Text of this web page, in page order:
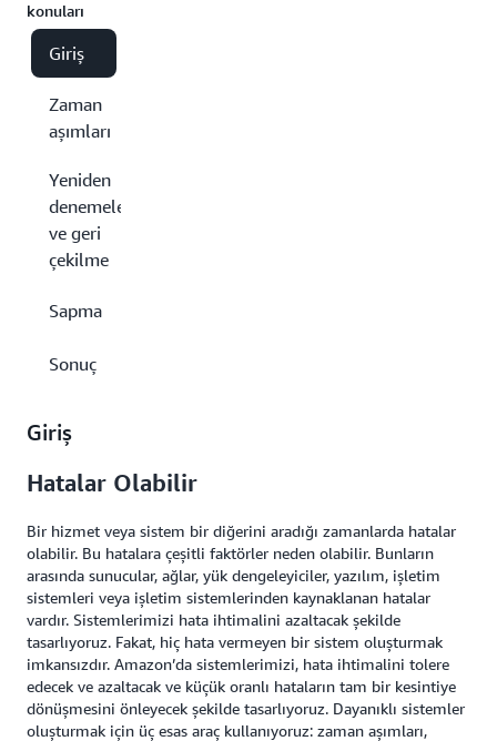
konuları
Giriş
Zaman
aşımları
Yeniden
denemeler
ve geri
çekilme
Sapma
Sonuç
Giriş
Hatalar Olabilir
Bir hizmet veya sistem bir diğerini aradığı zamanlarda hatalar
olabilir. Bu hatalara çeşitli faktörler neden olabilir. Bunların
arasında sunucular, ağlar, yük dengeleyiciler, yazılım, işletim
sistemleri veya işletim sistemlerinden kaynaklanan hatalar
vardır. Sistemlerimizi hata ihtimalini azaltacak şekilde
tasarlıyoruz. Fakat, hiç hata vermeyen bir sistem oluşturmak
imkansızdır. Amazon’da sistemlerimizi, hata ihtimalini tolere
edecek ve azaltacak ve küçük oranlı hataların tam bir kesintiye
dönüşmesini önleyecek şekilde tasarlıyoruz. Dayanıklı sistemler
oluşturmak için üç esas araç kullanıyoruz: zaman aşımları,